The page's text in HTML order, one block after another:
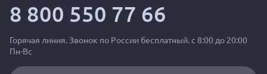
8 800 550 77 66
Горячая линия. Звонок по России бесплатный. с 8:00 до 20:00
Пн-Вс